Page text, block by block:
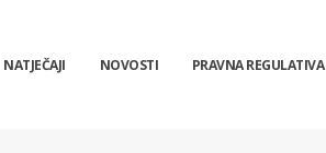
NATJEČAJI NOVOSTI PRAVNA REGULATIVA